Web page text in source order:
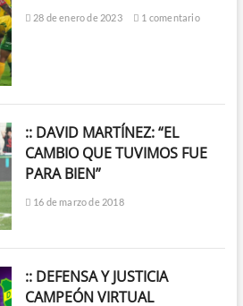
28 de enero de 2023 1 comentario
:: DAVID MARTÍNEZ: “EL
CAMBIO QUE TUVIMOS FUE
PARA BIEN”
16 de marzo de 2018
:: DEFENSA Y JUSTICIA
CAMPEÓN VIRTUAL